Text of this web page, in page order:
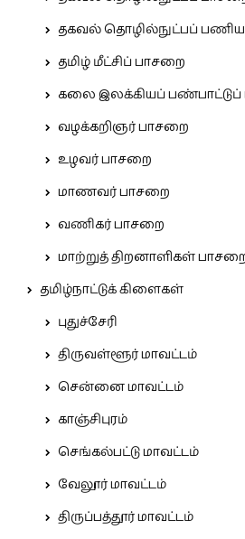
தகவல் தொழில்நுட்பப்
தமிழ் மீட்சிப் பாசறை
கலை இலக்கியப்
வழக்கறிஞர் பாசறை
உழவர் பாசறை
மாணவர் பாசறை
வணிகர் பாசறை
மாற்றுத் திறனாளிகள்
தமிழ்நாட்டுக் கிளைகள்
புதுச்சேரி
திருவள்ளூர் மாவட்டம்
சென்னை மாவட்டம்
காஞ்சிபுரம்
செங்கல்பட்டு மாவட்டம்
வேலூர் மாவட்டம்
திருப்பத்தூர் மாவட்டம்